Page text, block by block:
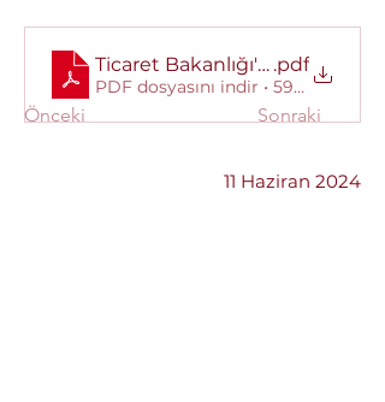
Önceki Sonraki
Ticaret Bakanlığı'ndan alınan
.pdf
PDF dosyasını indir • 592KB
11 Haziran 2024